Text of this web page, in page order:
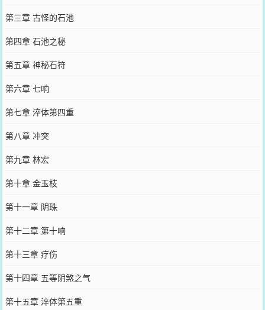
第三章 古怪的石池
第四章 石池之秘
第五章 神秘石符
第六章 七响
第七章 淬体第四重
第八章 冲突
第九章 林宏
第十章 金玉枝
第十一章 阴珠
第十二章 第十响
第十三章 疗伤
第十四章 五等阴煞之气
第十五章 淬体第五重